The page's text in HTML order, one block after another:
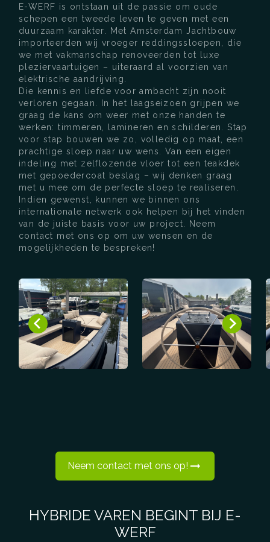
E-WERF is ontstaan uit de passie om oude
schepen een tweede leven te geven met een
duurzaam karakter. Met Amsterdam Jachtbouw
importeerden wij vroeger reddingssloepen, die
we met vakmanschap renoveerden tot luxe
pleziervaartuigen – uiteraard al voorzien van
elektrische aandrijving.
Die kennis en liefde voor ambacht zijn nooit
verloren gegaan. In het laagseizoen grijpen we
graag de kans om weer met onze handen te
werken: timmeren, lamineren en schilderen. Stap
voor stap bouwen we zo, volledig op maat, een
prachtige sloep naar uw wens. Van een eigen
indeling met zelflozende vloer tot een teakdek
met gepoedercoat beslag – wij denken graag
met u mee om de perfecte sloep te realiseren.
Indien gewenst, kunnen we binnen ons
internationale netwerk ook helpen bij het vinden
van de juiste basis voor uw project. Neem
contact met ons op om uw wensen en de
mogelijkheden te bespreken!
Neem contact met ons op!
HYBRIDE VAREN BEGINT BIJ E-
WERF